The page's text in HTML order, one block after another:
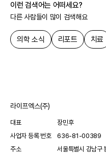
이런 검색어는 어떠세요?
다른 사람들이 많이 검색해요
의학 소식 리포트 치료
라이프엑스(주)
대표
장민후
사업자 등록 번호
636-81-00389
주소
서울특별시 강남구